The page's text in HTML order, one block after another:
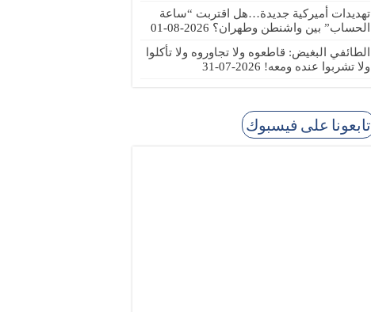
تهديدات أميركية جديدة…هل اقتربت “ساعة
الحساب” بين واشنطن وطهران؟ 2026-08-01
الطائفي البغيض: قاطعوه ولا تجاوروه ولا تأكلوا
ولا تشربوا عنده ومعه! 2026-07-31
تابعونا على فيسبوك